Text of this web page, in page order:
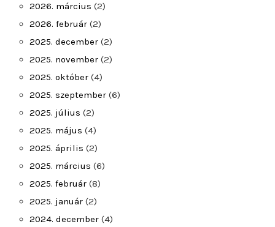
2026. március (2)
2026. február (2)
2025. december (2)
2025. november (2)
2025. október (4)
2025. szeptember (6)
2025. július (2)
2025. május (4)
2025. április (2)
2025. március (6)
2025. február (8)
2025. január (2)
2024. december (4)